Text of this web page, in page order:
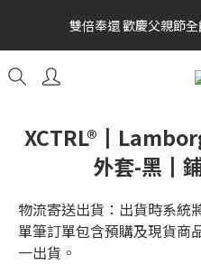
雙倍奉還 歡慶父親節
雙倍奉還 歡慶父親節
全館消費滿額$1680贈3D好野
金幣 送完為止!  滿
雙倍奉還 歡慶父親節
外套-黑┃
物流寄送出貨：出貨時系統
單筆訂單包含預購及現貨商
一出貨。